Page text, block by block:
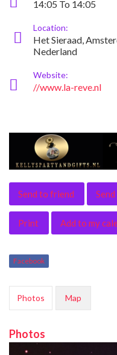
14:05 To 14:05
Location:
Het Sieraad,
Nederland
Website:
//www.la-reve.nl
Send to friend
Print Add to my
Facebook
Photos Map
Photos